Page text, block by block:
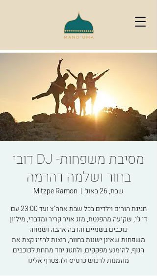
מסיבת משפחות- DJ דובי
בחור ושלמה דהרמה
שבת, 26 באוג׳
  |
Mitzpe Ramon
חגיגת הורים וילדים בכל שבת אחה"צ ועד 23:00 עם
די.ג'י, שקיעה מהפנטת, מזג אויר קריר ומדברי, מיליון
משפחות שאינן ישנות בחווה, רוצות להזיז קצת את
הגוף, להימנע מפקקים, ולחגוג יחד מתחת לכוכבים
מוזמנות לרכוש כרטיס ולהצטרף אלינו